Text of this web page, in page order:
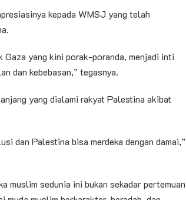
kepada WMSJ yang telah
yang kini porak-poranda, menjadi inti
dan kebebasan,” tegasnya.
yang dialami rakyat Palestina akibat
dan Palestina bisa merdeka dengan damai,”
muslim sedunia ini bukan sekadar pertemuan